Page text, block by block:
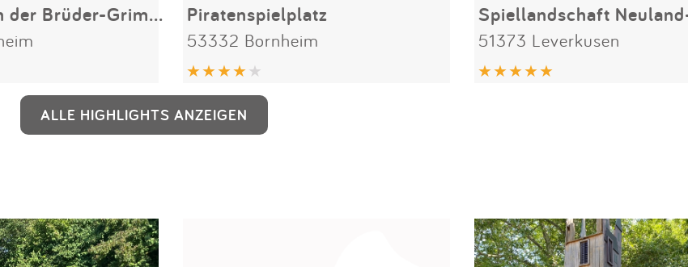
Spielplatz an der Brüder-Grimm Schule Piratenspielplatz
53332 Bornheim
Spiellandschaft
51373 Leverkusen
ALLE HIGHLIGHTS ANZEIGEN